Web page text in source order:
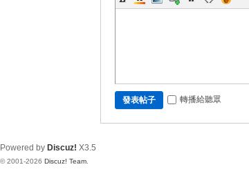
發表帖子 轉播給聽眾
Powered by Discuz! X3.5
© 2001-2026 Discuz! Team